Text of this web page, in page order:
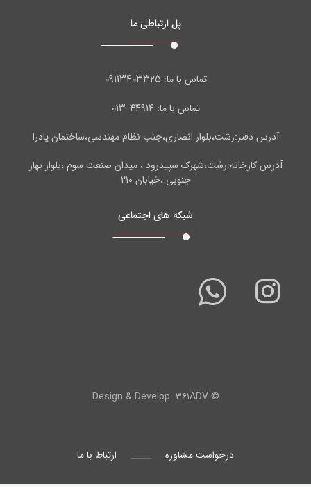
پل ارتباطی ما
تماس با ما:۰۹۱۱۳۴۰۳۳۲۵
تماس با ما: ۴۴۹۱۴-۰۱۳
آدرس دفتر:رشت،بلوار انصاری،جنب نظام مهندسی،ساختمان پادرا
آدرس کارخانه:رشت،شهرک سپیدرود ، میدان صنعت سوم ،بلوار بهار
جنوبی ،خیابان ۲۱۰
شبکه های اجتماعی
© Design & Develop۳۶۱ADV
ارتباط با ما درخواست مشاوره